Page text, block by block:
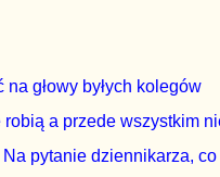
głowy byłych kolegów
a przede wszystkim
pytanie dziennikarza, co